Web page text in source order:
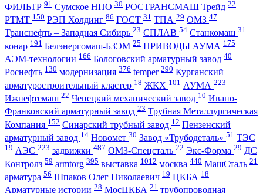
ФИЛЬТР 91 Сумское НПО 30 РОСТРАНСМАШ Трейд 22
РТМТ 150 РЭП Холдинг 86 ГОСТ 31 ТПА 29 ОМЗ 47
Транснефть – Западная Сибирь 23 СПЛАВ 54 Станкомаш 31
конар 191 Белэнергомаш-БЗЭМ 25 ПРИВОДЫ АУМА 175
АЭМ-технологии 166 Бологовский арматурный завод 40
Роснефть 130 модернизация 376 temper 290 Курганский
арматуростроительный кластер 18 ЖКХ 101 АУМА 223
Ижнефтемаш 22 Чепецкий механический завод 10 Ивано-
Франковский арматурный завод 23 Трубная Металлургическая
Компания 152 Синарский трубный завод 12 Пензенский
арматурный завод 14 Новомет 30 Завод «Трубодеталь» 51 ТЭС
19 АЭС 223 задвижки 487 ОМЗ-Спецсталь 22 Экс-Форма 29 ДС
Контролз 59 armtorg 395 выставка 1012 москва 440 МашСталь 21
арматура 56 Шпаков Олег Николаевич 19 ЦКБА 18
Арматурные истории 28 МосЦКБА 21 трубопроводная